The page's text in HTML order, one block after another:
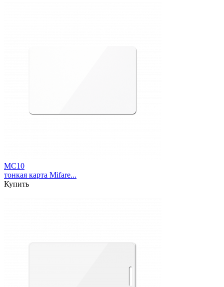
MC10
тонкая карта Mifare...
Купить